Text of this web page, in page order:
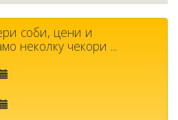
соби, цени и
неколку чекори ...